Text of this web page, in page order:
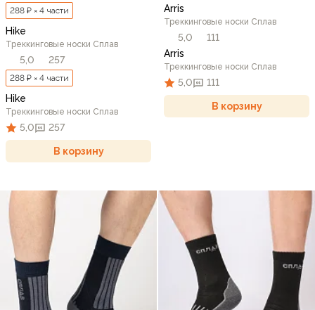
288 ₽ × 4 части
Hike
Треккинговые носки Сплав
5,0 257
288 ₽ × 4 части
Hike
Треккинговые носки Сплав
5,0 257
В корзину
Arris
Треккинговые носки Сплав
5,0
111
Arris
Треккинговые носки Сплав
5,0 111
В корзину